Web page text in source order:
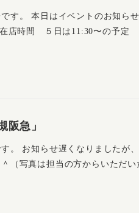
す。 本日はイベントのお知ら
店時間 ５日は11:30〜の予定
阪急」
。 お知らせ遅くなりましたが
（写真は担当の方からいただ